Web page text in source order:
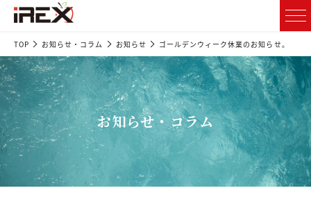
TOP お知らせ・コラム お知らせ ゴールデンウィーク休業のお知らせ。
お知らせ・コラム